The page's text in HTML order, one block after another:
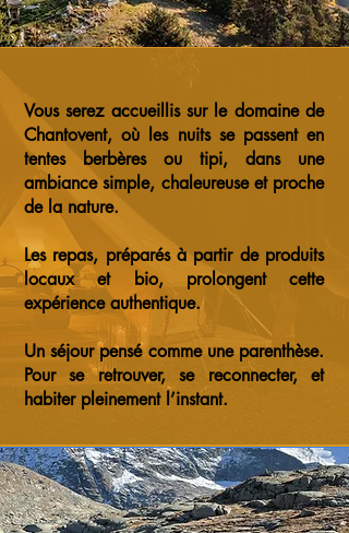
Vous serez accueillis sur le domaine de
Chantovent, où les nuits se passent en
tentes berbères ou tipi, dans une
ambiance simple, chaleureuse et proche
de la nature.
Les repas, préparés à partir de produits
locaux et bio, prolongent cette
expérience authentique.
Un séjour pensé comme une parenthèse.
Pour se retrouver, se reconnecter, et
habiter pleinement l’instant.